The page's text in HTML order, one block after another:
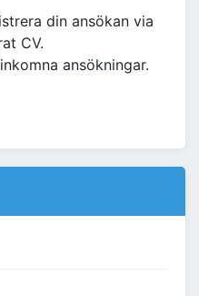
din ansökan via
CV.
ansökningar.